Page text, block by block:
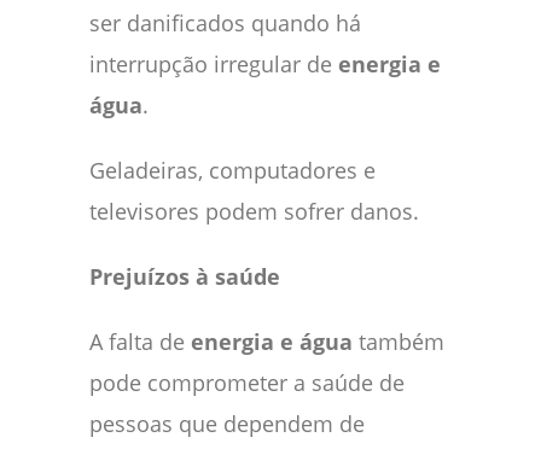
ser danificados quando há
interrupção irregular de energia e
água.
Geladeiras, computadores e
televisores podem sofrer danos.
Prejuízos à saúde
A falta de energia e água também
pode comprometer a saúde de
pessoas que dependem de